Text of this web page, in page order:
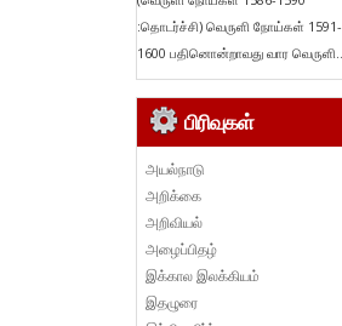
:தொடர்ச்சி) வெருளி நோய்கள் 1591-
1600 பதினொன்றாவது வார வெருளி...
பிரிவுகள்
அயல்நாடு
அறிக்கை
அறிவியல்
அழைப்பிதழ்
இக்கால இலக்கியம்
இதழுரை